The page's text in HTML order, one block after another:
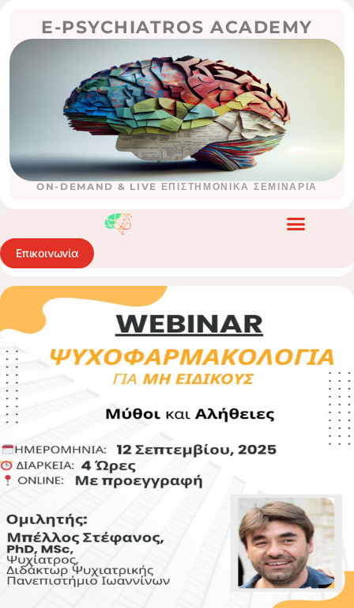
E-PSYCHIATROS ACADEMY
ON-DEMAND & LIVE ΕΠΙΣΤΗΜΟΝΙΚΑ ΣΕΜΙΝΑΡΙΑ
Επικοινωνία